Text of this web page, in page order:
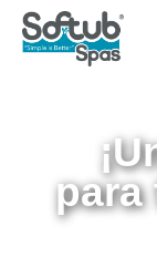
para